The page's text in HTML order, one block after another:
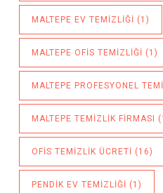
MALTEPE EV TEMIZLIĞI (1)
MALTEPE OFIS TEMIZLIĞI (1)
MALTEPE PROFESYONEL
MALTEPE TEMIZLIK FIRMASI
OFIS TEMIZLIK ÜCRETI (16)
PENDIK EV TEMIZLIĞI (1)